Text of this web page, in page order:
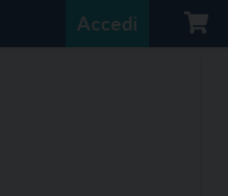
Accedi